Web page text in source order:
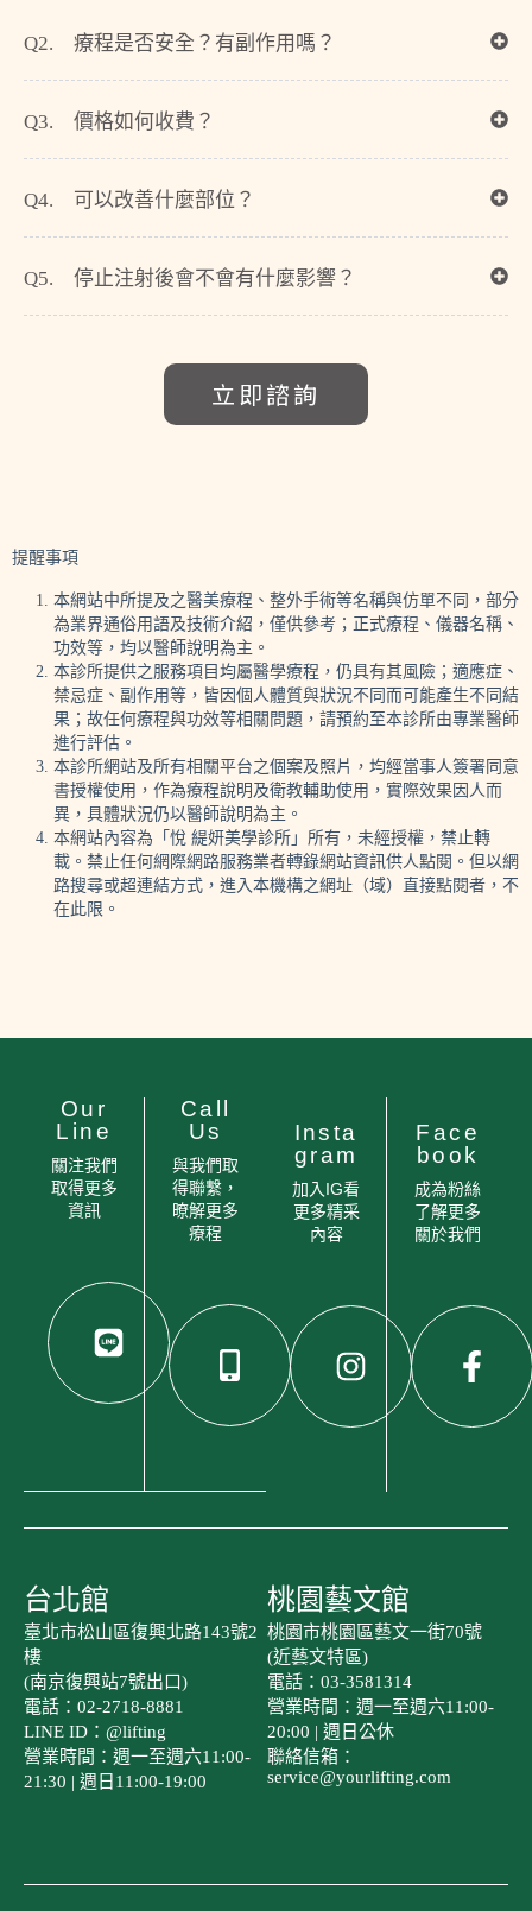
Q2. 療程是否安全？有副作用嗎？
Q3. 價格如何收費？
Q4. 可以改善什麼部位？
Q5. 停止注射後會不會有什麼影響？
立即諮詢
提醒事項
本網站中所提及之醫美療程、整外手術等名稱與仿單不同，部分
為業界通俗用語及技術介紹，僅供參考；正式療程、儀器名稱、
功效等，均以醫師說明為主。
本診所提供之服務項目均屬醫學療程，仍具有其風險；適應症、
禁忌症、副作用等，皆因個人體質與狀況不同而可能產生不同結
果；故任何療程與功效等相關問題，請預約至本診所由專業醫師
進行評估。
本診所網站及所有相關平台之個案及照片，均經當事人簽署同意
書授權使用，作為療程說明及衛教輔助使用，實際效果因人而
異，具體狀況仍以醫師說明為主。
本網站內容為「悅 緹妍美學診所」所有，未經授權，禁止轉
載。禁止任何網際網路服務業者轉錄網站資訊供人點閱。但以網
路搜尋或超連結方式，進入本機構之網址（域）直接點閱者，不
在此限。
Our
Line
關注我們
取得更多
資訊
Call
Us
與我們取
得聯繫，
暸解更多
療程
Insta
gram
加入IG看
更多精采
內容
Face
book
成為粉絲
了解更多
關於我們
台北館
臺北市松山區復興北路143號2
樓
(南京復興站7號出口)
電話：02-2718-8881
LINE ID：@lifting
營業時間：週一至週六11:00-
21:30 | 週日11:00-19:00
桃園藝文館
桃園市桃園區藝文一街70號
(近藝文特區)
電話：03-3581314
營業時間：週一至週六11:00-
20:00 | 週日公休
聯絡信箱：
service@yourlifting.com